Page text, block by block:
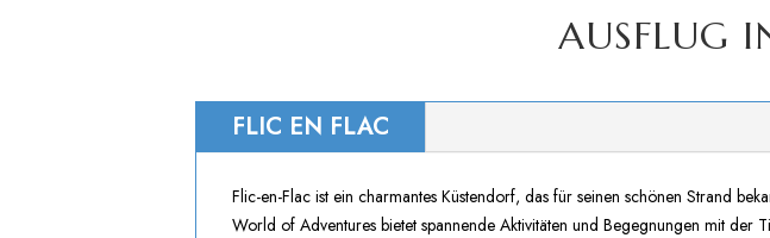
AUSFLUG
FLIC EN FLAC
Flic-en-Flac ist ein charmantes Küstendorf, das für seinen schönen Strand
World of Adventures bietet spannende Aktivitäten und Begegnungen mit der